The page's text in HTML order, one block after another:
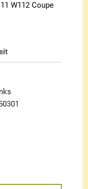
W112 Coupe